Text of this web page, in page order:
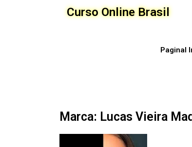
Curso Online Brasil
Paginal
Marca: Lucas Vieira